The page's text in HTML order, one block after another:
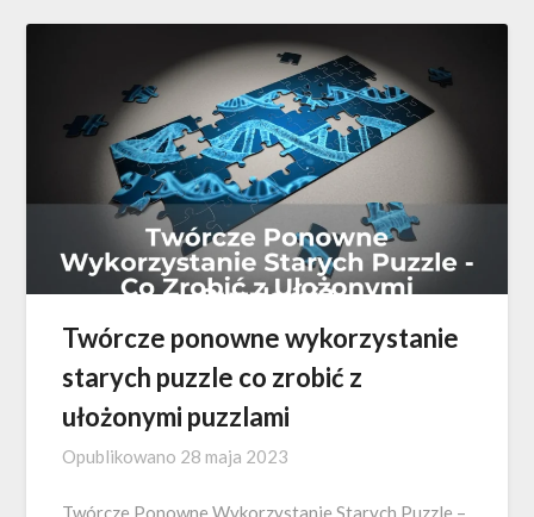
Twórcze ponowne wykorzystanie
starych puzzle co zrobić z
ułożonymi puzzlami
Opublikowano 28 maja 2023
Twórcze Ponowne Wykorzystanie Starych Puzzle –